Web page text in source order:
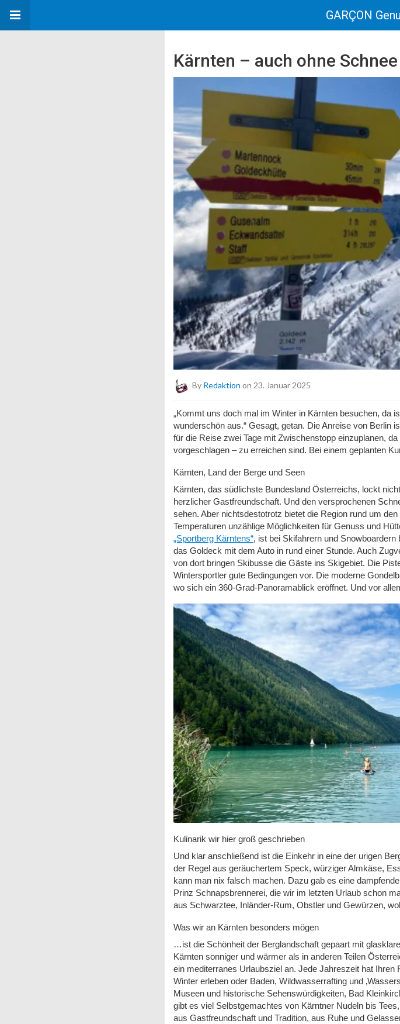
GARÇON
Kärnten – auch ohne
By Redaktion on 23. Januar 2025
„Kommt uns doch mal im Winter in Kärnten besuchen, da
wunderschön aus.“ Gesagt, getan. Die Anreise von Berlin
für die Reise zwei Tage mit Zwischenstopp einzuplanen,
vorgeschlagen – zu erreichen sind. Bei einem geplanten
Kärnten, Land der Berge und Seen
Kärnten, das südlichste Bundesland Österreichs, lockt
herzlicher Gastfreundschaft. Und den versprochenen
sehen. Aber nichtsdestotrotz bietet die Region rund um
Temperaturen unzählige Möglichkeiten für Genuss und
„Sportberg Kärntens“, ist bei Skifahrern und
das Goldeck mit dem Auto in rund einer Stunde. Auch
von dort bringen Skibusse die Gäste ins Skigebiet. Die
Wintersportler gute Bedingungen vor. Die moderne
wo sich ein 360-Grad-Panoramablick eröffnet. Und vor
Kulinarik wir hier groß geschrieben
Und klar anschließend ist die Einkehr in eine der urigen
der Regel aus geräuchertem Speck, würziger Almkäse,
kann man nix falsch machen. Dazu gab es eine
Prinz Schnapsbrennerei, die wir im letzten Urlaub schon
aus Schwarztee, Inländer-Rum, Obstler und Gewürzen,
Was wir an Kärnten besonders mögen
…ist die Schönheit der Berglandschaft gepaart mit
Kärnten sonniger und wärmer als in anderen Teilen
ein mediterranes Urlaubsziel an. Jede Jahreszeit hat Ihren
Winter erleben oder Baden, Wildwasserrafting und
Museen und historische Sehenswürdigkeiten, Bad
gibt es viel Selbstgemachtes von Kärntner Nudeln bis
aus Gastfreundschaft und Tradition, aus Ruhe und